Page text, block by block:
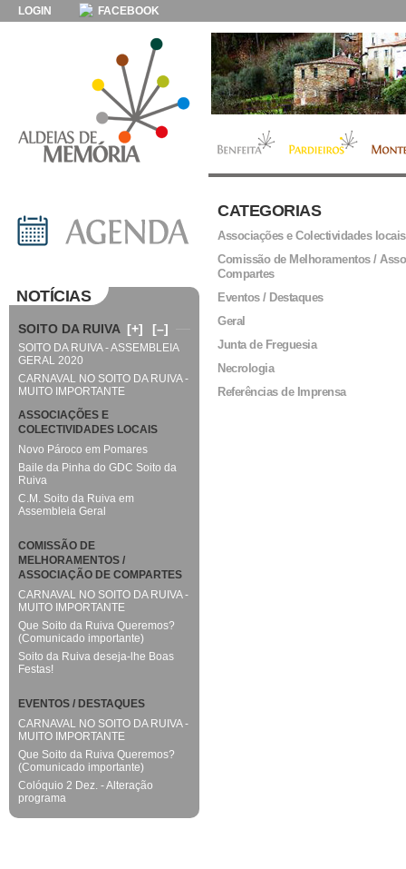
LOGIN FACEBOOK
CATEGORIAS
Associações e Colectividades locais
Comissão de Melhoramentos /
Compartes
Eventos / Destaques
Geral
Junta de Freguesia
Necrologia
Referências de Imprensa
NOTÍCIAS
SOITO DA RUIVA [+] [–]
SOITO DA RUIVA - ASSEMBLEIA
GERAL 2020
CARNAVAL NO SOITO DA RUIVA -
MUITO IMPORTANTE
ASSOCIAÇÕES E
COLECTIVIDADES LOCAIS
Novo Pároco em Pomares
Baile da Pinha do GDC Soito da
Ruiva
C.M. Soito da Ruiva em
Assembleia Geral
COMISSÃO DE
MELHORAMENTOS /
ASSOCIAÇÃO DE COMPARTES
CARNAVAL NO SOITO DA RUIVA -
MUITO IMPORTANTE
Que Soito da Ruiva Queremos?
(Comunicado importante)
Soito da Ruiva deseja-lhe Boas
Festas!
EVENTOS / DESTAQUES
CARNAVAL NO SOITO DA RUIVA -
MUITO IMPORTANTE
Que Soito da Ruiva Queremos?
(Comunicado importante)
Colóquio 2 Dez. - Alteração
programa